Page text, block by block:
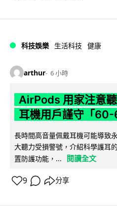
科技娛樂 生活科技 健康
arthur 6 小時
AirPods 用家注意
耳機用戶謹守「
長時間高音量佩戴耳機可能導致
大聽力受損警號，介紹科學護耳
置防護功能，...
閱讀全文
9 分享